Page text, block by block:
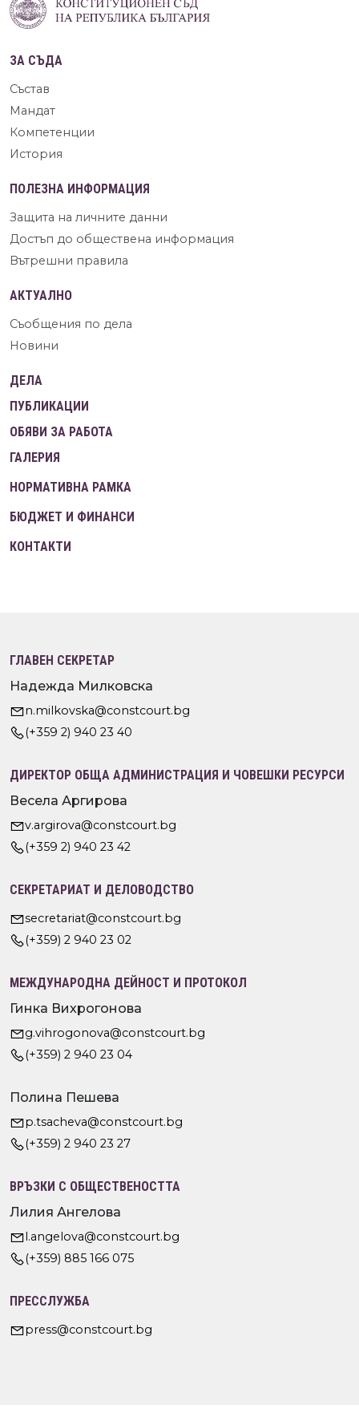
ЗА СЪДА
Състав
Мандат
Компетенции
История
ПОЛЕЗНА ИНФОРМАЦИЯ
Защита на личните данни
Достъп до обществена информация
Вътрешни правила
АКТУАЛНО
Съобщения по дела
Новини
ДЕЛА
ПУБЛИКАЦИИ
ОБЯВИ ЗА РАБОТА
ГАЛЕРИЯ
НОРМАТИВНА РАМКА
БЮДЖЕТ И ФИНАНСИ
КОНТАКТИ
ГЛАВЕН СЕКРЕТАР
Надежда Милковска
n.milkovska@constcourt.bg
(+359 2) 940 23 40
ДИРЕКТОР ОБЩА АДМИНИСТРАЦИЯ И ЧОВЕШКИ РЕСУРСИ
Весела Аргирова
v.argirova@constcourt.bg
(+359 2) 940 23 42
СЕКРЕТАРИАТ И ДЕЛОВОДСТВО
secretariat@constcourt.bg
(+359) 2 940 23 02
МЕЖДУНАРОДНА ДЕЙНОСТ И ПРОТОКОЛ
Гинка Вихрогонова
g.vihrogonova@constcourt.bg
(+359) 2 940 23 04
Полина Пешева
p.tsacheva@constcourt.bg
(+359) 2 940 23 27
ВРЪЗКИ С ОБЩЕСТВЕНОСТТА
Лилия Ангелова
l.angelova@constcourt.bg
(+359) 885 166 075
ПРЕССЛУЖБА
press@constcourt.bg